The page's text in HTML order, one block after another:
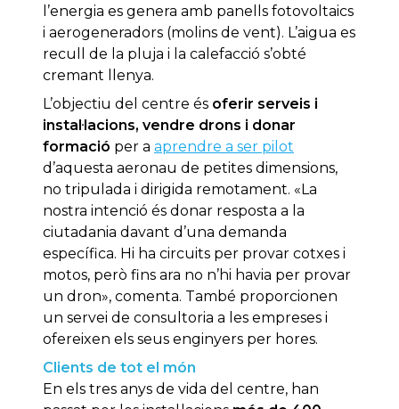
l’energia es genera amb panells fotovoltaics
i aerogeneradors (molins de vent). L’aigua es
recull de la pluja i la calefacció s’obté
cremant llenya.
L’objectiu del centre és oferir serveis i
instal·lacions, vendre drons i donar
formació per a aprendre a ser pilot
d’aquesta aeronau de petites dimensions,
no tripulada i dirigida remotament. «La
nostra intenció és donar resposta a la
ciutadania davant d’una demanda
específica. Hi ha circuits per provar cotxes i
motos, però fins ara no n’hi havia per provar
un dron», comenta. També proporcionen
un servei de consultoria a les empreses i
ofereixen els seus enginyers per hores.
Clients de tot el món
En els tres anys de vida del centre, han